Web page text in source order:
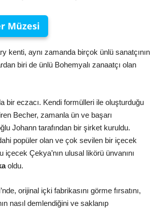
Müzesi
kenti, aynı zamanda birçok ünlü sanatçının
biri de ünlü Bohemyalı zanaatçı olan
bir eczacı. Kendi formülleri ile oluşturduğu
Becher, zamanla ün ve başarı
Johann tarafından bir şirket kuruldu.
popüler olan ve çok sevilen bir içecek
içecek Çekya’nın ulusal likörü ünvanını
oldu.
’nde, orijinal içki fabrikasını görme fırsatını,
nasıl demlendiğini ve saklanıp